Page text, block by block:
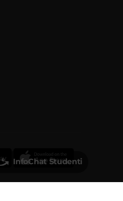
InfoChat Studenti